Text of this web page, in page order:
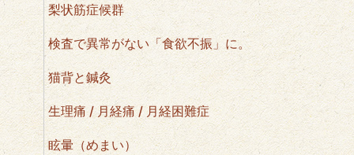
梨状筋症候群
検査で異常がない「食欲不振」に。
猫背と鍼灸
生理痛 / 月経痛 / 月経困難症
眩暈（めまい）